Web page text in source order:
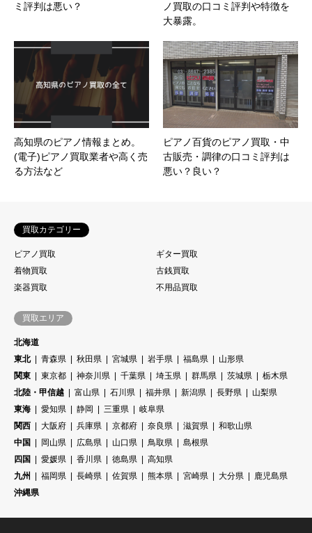
ミ評判は悪い？
ノ買取の口コミ評判や特徴を
大暴露。
高知県のピアノ情報まとめ。
(電子)ピアノ買取業者や高く売
る方法など
ピアノ百貨のピアノ買取・中
古販売・調律の口コミ評判は
悪い？良い？
買取カテゴリー
ピアノ買取
ギター買取
着物買取
古銭買取
楽器買取
不用品買取
買取エリア
北海道
東北
青森県 秋田県 宮城県 岩手県 福島県
山形県
関東
東京都 神奈川県 千葉県 埼玉県 群馬県 茨城県
栃木県
北陸・甲信越
富山県 石川県 福井県 新潟県 長野県
山梨県
東海
愛知県 静岡 三重県
岐阜県
関西
大阪府 兵庫県 京都府 奈良県 滋賀県
和歌山県
中国
岡山県 広島県 山口県 鳥取県
島根県
四国
愛媛県 香川県 徳島県
高知県
九州
福岡県 長崎県 佐賀県 熊本県 宮崎県 大分県
鹿児島県
沖縄県